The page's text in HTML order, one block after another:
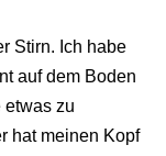
Stirn. Ich habe
auf dem Boden
etwas zu
hat meinen Kopf